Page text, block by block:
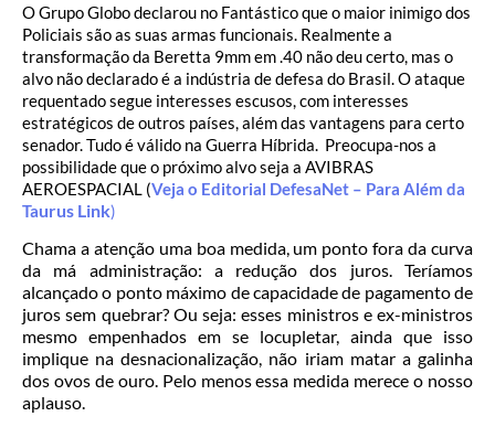
O Grupo Globo declarou no Fantástico que o maior inimigo dos
Policiais são as suas armas funcionais. Realmente a
transformação da Beretta 9mm em .40 não deu certo, mas o
alvo não declarado é a indústria de defesa do Brasil. O ataque
requentado segue interesses escusos, com interesses
estratégicos de outros países, além das vantagens para certo
senador. Tudo é válido na Guerra Híbrida. Preocupa-nos a
possibilidade que o próximo alvo seja a AVIBRAS
AEROESPACIAL (Veja o Editorial DefesaNet – Para Além da
Taurus Link)
Chama a atenção uma boa medida, um ponto fora da curva
da má administração: a redução dos juros. Teríamos
alcançado o ponto máximo de capacidade de pagamento de
juros sem quebrar? Ou seja: esses ministros e ex-ministros
mesmo empenhados em se locupletar, ainda que isso
implique na desnacionalização, não iriam matar a galinha
dos ovos de ouro. Pelo menos essa medida merece o nosso
aplauso.